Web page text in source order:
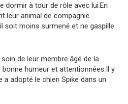
dormir à tour de rôle avec lui.En
leur animal de compagnie
soit moins surmené et ne gaspille
soin de leur membre âgé de la
humeur et attentionnées.Il y
a adopté le chien Spike dans un